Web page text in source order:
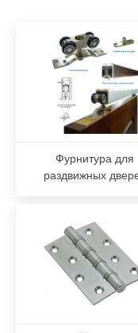
Фурнитура для
раздвижных